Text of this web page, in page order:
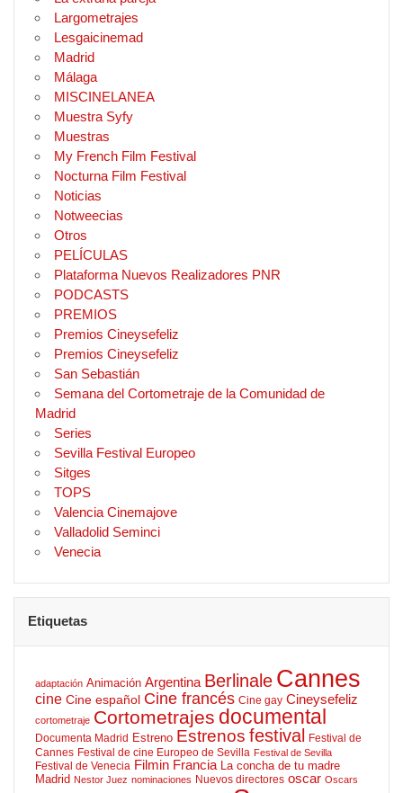
Largometrajes
Lesgaicinemad
Madrid
Málaga
MISCINELANEA
Muestra Syfy
Muestras
My French Film Festival
Nocturna Film Festival
Noticias
Notweecias
Otros
PELÍCULAS
Plataforma Nuevos Realizadores PNR
PODCASTS
PREMIOS
Premios Cineysefeliz
Premios Cineysefeliz
San Sebastián
Semana del Cortometraje de la Comunidad de
Madrid
Series
Sevilla Festival Europeo
Sitges
TOPS
Valencia Cinemajove
Valladolid Seminci
Venecia
Etiquetas
adaptación Animación Argentina Berlinale Cannes
cine Cine español Cine francés Cine gay Cineysefeliz
cortometraje Cortometrajes documental
Documenta Madrid Estreno Estrenos festival
Festival de
Cannes Festival de cine Europeo de Sevilla Festival de Sevilla
Festival de Venecia Filmin Francia La concha de tu madre
Madrid Nestor Juez nominaciones Nuevos directores oscar Oscars